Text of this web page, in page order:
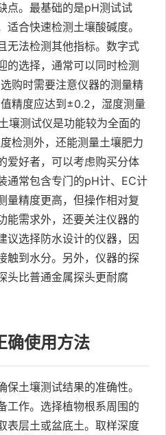
点。最基础的是pH测试试
合快速检测土壤酸碱度。
无法检测其他指标。数字式
的选择，通常可以同时检测
购时需要注意仪器的测量精
精度应达到±0.2，湿度测量
壤测试仪是功能较为全面的
检测外，还能测量土壤肥力
爱好者，可以考虑购买分体
通常包含专门的pH计、EC计
量精度更高，但操作相对复
能需求外，还要关注仪器的
议选择防水设计的仪器，因
触到水分。另外，仪器的探
头比普通金属探头更耐腐
确使用方法
土壤测试结果的准确性。
工作。选择植物根系周围的
表层土或盆底土。取样深度